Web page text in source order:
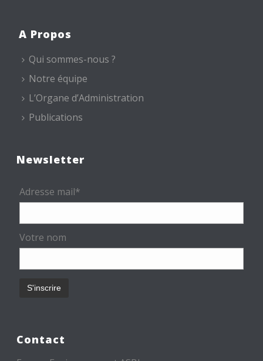
A Propos
Qui sommes-nous ?
Notre équipe
L’Organe d’Administration
Publications
Newsletter
Adresse mail*
Votre nom
Contact